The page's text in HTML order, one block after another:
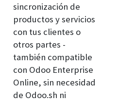
sincronización de
productos y servicios
con tus clientes o
otros partes -
también compatible
con Odoo Enterprise
Online, sin necesidad
de Odoo.sh ni